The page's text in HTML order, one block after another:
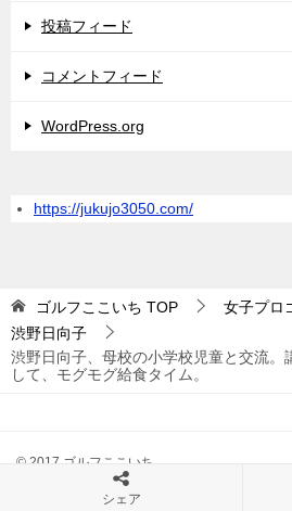
投稿フィード
コメントフィード
WordPress.org
https://jukujo3050.com/
ゴルフここいち TOP
女子プロ
渋野日向子
渋野日向子、母校の小学校児童と交流。
して、モグモグ給食タイム。
© 2017 ゴルフここいち
シェア